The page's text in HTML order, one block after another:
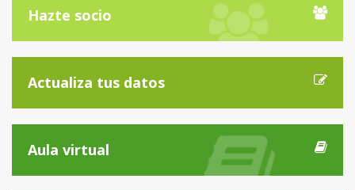
Hazte socio
Actualiza tus datos
Aula virtual